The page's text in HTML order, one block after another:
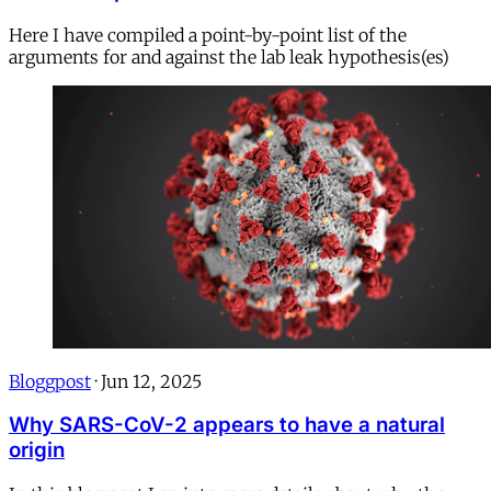
Here I have compiled a point-by-point list of the
arguments for and against the lab leak hypothesis(es)
Bloggpost · Jun 12, 2025
Why SARS-CoV-2 appears to have a natural
origin